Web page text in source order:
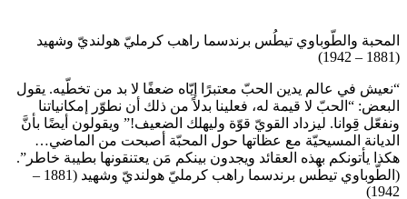
المحبة والطّوباوي تيطُس برندسما راهب كرمليّ هولنديّ وشهيد
(1881 – 1942)
“نعيش في عالم يدين الحبّ معتبرًا إيّاه ضعفًا لا بد من تخطّيه. يقول
البعض: “الحبّ لا قيمة له، فعلينا بدلاً من ذلك أن نطوّر إمكانياتنا
ونفعّل قِوانا. ليزداد القويّ قوّة وليهلك الضعيف!” ويقولون أيضًا بأنَّ
الديانة المسيحيّة مع عظاتها حول المحبّة أصبحت من الماضي…
هكذا يأتونكم بهذه العقائد ويجدون بينكم مَن يعتنقونها بطيبة خاطر”.
(الطّوباوي تيطُس برندسما راهب كرمليّ هولنديّ وشهيد (1881 –
1942)